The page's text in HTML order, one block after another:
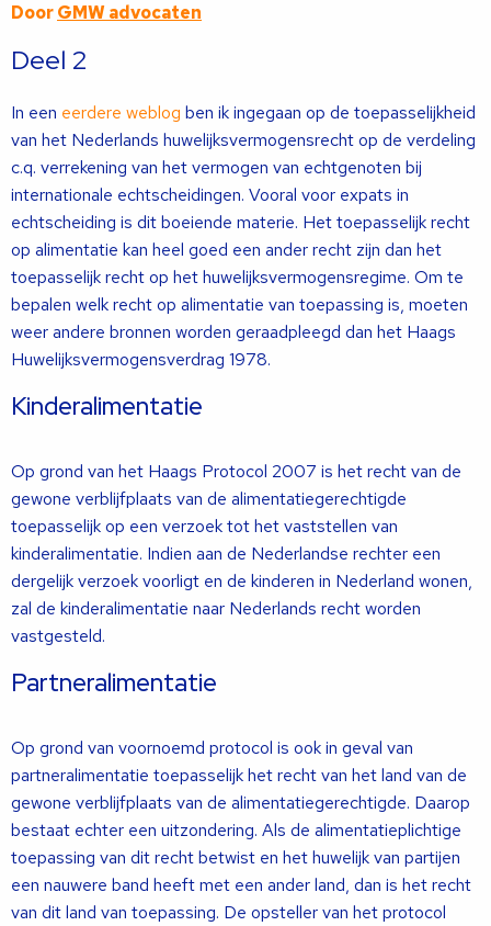
DoorGMW advocaten
Deel 2
In een eerdere weblog ben ik ingegaan op de toepasselijkheid
van het Nederlands huwelijksvermogensrecht op de verdeling
c.q. verrekening van het vermogen van echtgenoten bij
internationale echtscheidingen. Vooral voor expats in
echtscheiding is dit boeiende materie. Het toepasselijk recht
op alimentatie kan heel goed een ander recht zijn dan het
toepasselijk recht op het huwelijksvermogensregime. Om te
bepalen welk recht op alimentatie van toepassing is, moeten
weer andere bronnen worden geraadpleegd dan het Haags
Huwelijksvermogensverdrag 1978.
Kinderalimentatie
Op grond van het Haags Protocol 2007 is het recht van de
gewone verblijfplaats van de alimentatiegerechtigde
toepasselijk op een verzoek tot het vaststellen van
kinderalimentatie. Indien aan de Nederlandse rechter een
dergelijk verzoek voorligt en de kinderen in Nederland wonen,
zal de kinderalimentatie naar Nederlands recht worden
vastgesteld.
Partneralimentatie
Op grond van voornoemd protocol is ook in geval van
partneralimentatie toepasselijk het recht van het land van de
gewone verblijfplaats van de alimentatiegerechtigde. Daarop
bestaat echter een uitzondering. Als de alimentatieplichtige
toepassing van dit recht betwist en het huwelijk van partijen
een nauwere band heeft met een ander land, dan is het recht
van dit land van toepassing. De opsteller van het protocol